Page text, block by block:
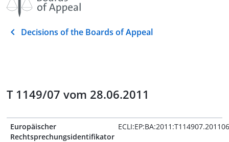
Decisions of the Boards of Appeal
T 1149/07 vom 28.06.2011
Europäischer
Rechtsprechungsidentifikator